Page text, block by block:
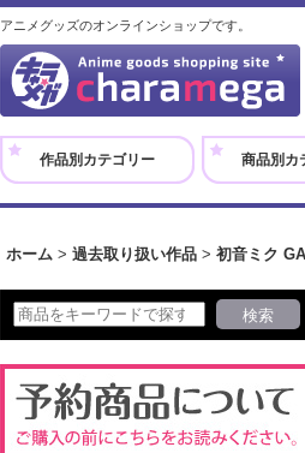
アニメグッズのオンラインショップです。
作品別カテゴリー 商品別カ
ホーム > 過去取り扱い作品 > 初音ミク